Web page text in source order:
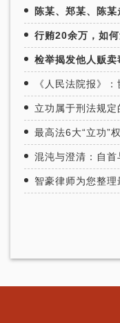
陈某、郑某、陈
行贿20余万，如
检举揭发他人贩
《人民法院报》
立功属于刑法规
最高法6大“立功”
混沌与澄清：自
智豪律师为您整